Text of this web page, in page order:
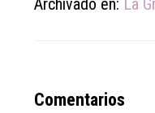
Archivado en: La
Reader
Comentarios